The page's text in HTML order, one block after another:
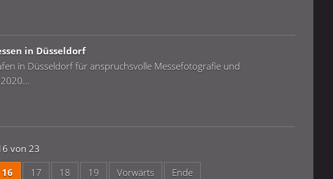
in Düsseldorf
in Düsseldorf für anspruchsvolle Messefotografie und
von 23
16 17 18 19 Vorwärts Ende